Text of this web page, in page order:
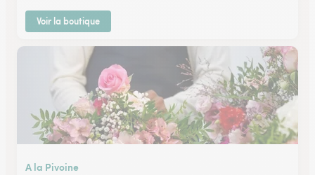
Voir la boutique
A la Pivoine